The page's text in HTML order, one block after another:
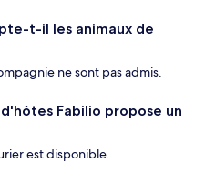
t-il les animaux de
ne sont pas admis.
Fabilio propose un
est disponible.